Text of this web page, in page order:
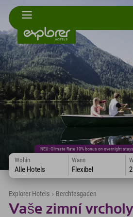
NEU: Climate Rate 10% bonus on overnight
Wohin
Alle Hotels
Wann
Flexibel
Explorer Hotels › Berchtesgaden
Vaše zimní